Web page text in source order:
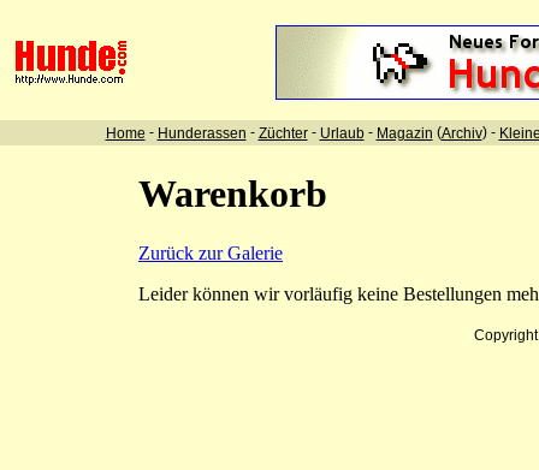
Home - Hunderassen - Züchter- Urlaub- Magazin (Archiv) -
Warenkorb
Zurück zur Galerie
Leider können wir vorläufig keine Bestellungen